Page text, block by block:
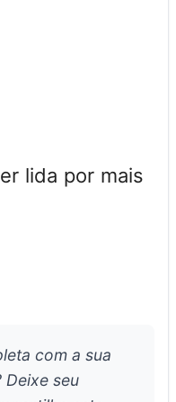
lida por mais
com a sua
Deixe seu